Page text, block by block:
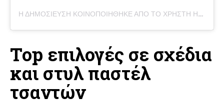
Η ΔΗΜΟΣΊΕΥΣΗ ΚΟΙΝΟΠΟΙΉΘΗΚΕ ΑΠΌ ΤΟ ΧΡΉΣΤΗ HERMÈS CLUB (@THEHERMESCLUB)
Top επιλογές σε σχέδια
και στυλ παστέλ
τσαντών